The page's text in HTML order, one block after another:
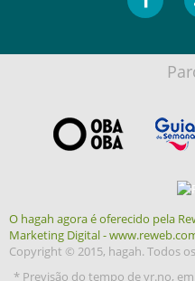
O hagah agora é oferecido pela
Marketing Digital -
Copyright © 2015, hagah. Todos
* Previsão do tempo de yr.no,